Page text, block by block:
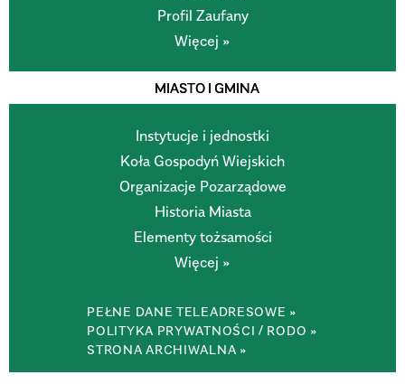
Profil Zaufany
Więcej »
MIASTO I GMINA
Instytucje i jednostki
Koła Gospodyń Wiejskich
Organizacje Pozarządowe
Historia Miasta
Elementy tożsamości
Więcej »
PEŁNE DANE TELEADRESOWE »
POLITYKA PRYWATNOŚCI / RODO »
STRONA ARCHIWALNA »